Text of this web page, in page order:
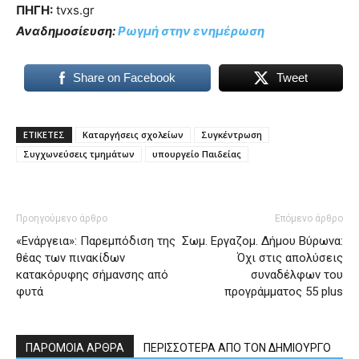
ΠΗΓΗ: tvxs.gr
Αναδημοσίευση:Ρωγμή στην ενημέρωση
Share on Facebook Tweet
ΕΤΙΚΕΤΕΣ Καταργήσεις σχολείων
Συγκέντρωση
Συγχωνεύσεις τμημάτων
υπουργείο Παιδείας
Προηγούμενο άρθρο
«Ενάργεια»: Παρεμπόδιση της
θέας των πινακίδων
κατακόρυφης σήμανσης από
φυτά
Επόμενο άρθρο
Σωμ. Εργαζομ. Δήμου Βύρωνα:
Όχι στις απολύσεις
συναδέλφων του
προγράμματος 55 plus
ΠΑΡΟΜΟΙΑ ΑΡΘΡΑ ΠΕΡΙΣΣΟΤΕΡΑ ΑΠΟ ΤΟΝ ΔΗΜΙΟΥΡΓΟ